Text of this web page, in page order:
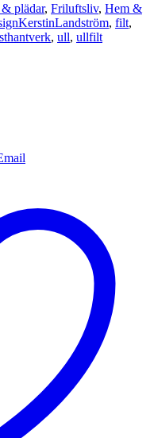
plädar, Friluftsliv, Hem &
, filt,
, ull, ullfilt